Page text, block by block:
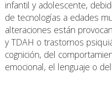
infantil y adolescente,
de tecnologías a edades
alteraciones están
y TDAH o trastornos
cognición, del
emocional, el lenguaje o